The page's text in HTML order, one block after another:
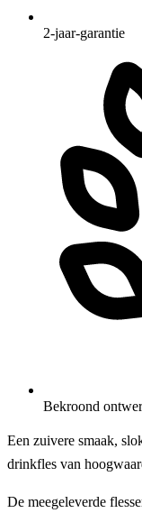
2-jaar-garantie
Bekroond
Een zuivere smaak,
drinkfles van
De meegeleverde